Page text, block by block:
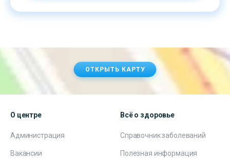
ОТКРЫТЬ КАРТУ
О центре
Администрация
Вакансии
Всё о здоровье
Справочник заболеваний
Полезная информация